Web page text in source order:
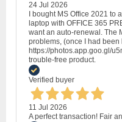
24 Jul 2026
I bought MS Office 2021
laptop with OFFICE 365
want an auto-renewal. The
problems, (once I had
https://photos.app.goo.gl/
trouble-free product.
Verified buyer
11 Jul 2026
A perfect transaction! Fair